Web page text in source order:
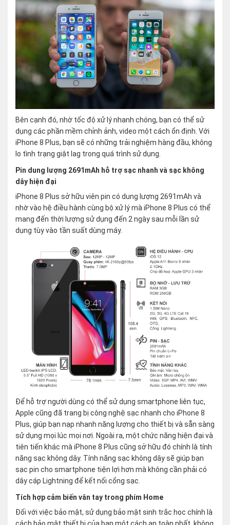
Bên cạnh đó, nhờ tốc độ xử lý nhanh chóng, bạn có thể sử
dụng các phần mềm chỉnh ảnh, video một cách ổn định. Với
iPhone 8 Plus, bạn sẽ có những trải nghiệm hàng đầu, không
lo tình trạng giật lag trong quá trình sử dụng.
Pin dung lượng 2691mAh hỗ trợ sạc nhanh và sạc không
dây hiện đại
iPhone 8 Plus sở hữu viên pin có dung lượng 2691mAh và
nhờ vào hệ điều hành cùng bộ xử lý mà iPhone 8 Plus có thể
mang đến thời lượng sử dụng đến 2 ngày sau mỗi lần sử
dụng tùy vào tần suất dùng máy.
Để hỗ trợ người dùng có thể sử dụng smartphone liên tục,
Apple cũng đã trang bị công nghệ sạc nhanh cho iPhone 8
Plus, giúp bạn nạp nhanh năng lượng cho thiết bị và sẵn sàng
sử dụng mọi lúc mọi nơi. Ngoài ra, một chức năng hiện đại và
tiên tiến khác mà iPhone 8 Plus cũng sở hữu đó chính là tính
năng sạc không dây. Tính năng sạc không dây sẽ giúp bạn
sạc pin cho smartphone tiện lợi hơn mà không cần phải có
dây cáp Lightning để kết nối cổng sạc.
Tích hợp cảm biến vân tay trong phím Home
Đối với việc bảo mật, sử dụng bảo mật sinh trắc học chính là
cách bảo mật thiết bị của bạn một cách an toàn nhất, không